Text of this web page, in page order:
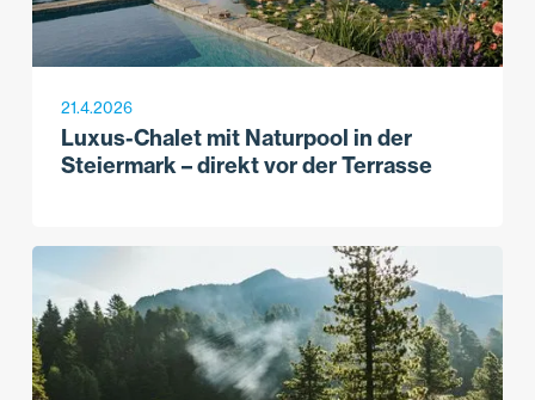
21.4.2026
Luxus-Chalet mit Naturpool in der
Steiermark – direkt vor der Terrasse